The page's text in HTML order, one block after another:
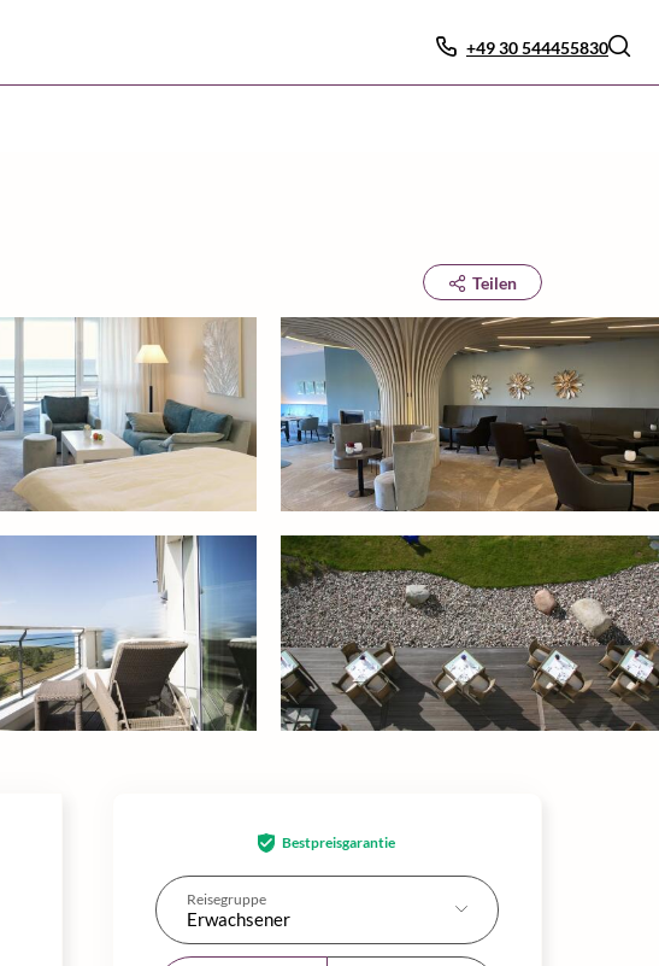
+49 30 544455830
Teilen
Bestpreisgarantie
Reisegruppe
Erwachsener